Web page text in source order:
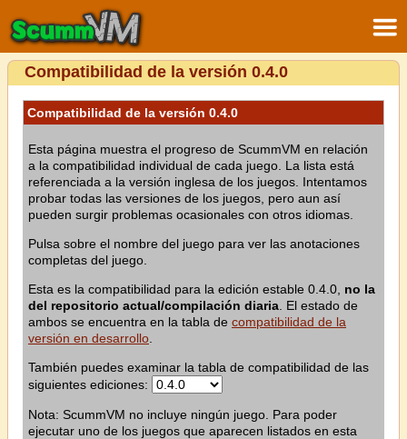
Compatibilidad de la versión 0.4.0
Compatibilidad de la versión 0.4.0
Esta página muestra el progreso de ScummVM en relación
a la compatibilidad individual de cada juego. La lista está
referenciada a la versión inglesa de los juegos. Intentamos
probar todas las versiones de los juegos, pero aun así
pueden surgir problemas ocasionales con otros idiomas.
Pulsa sobre el nombre del juego para ver las anotaciones
completas del juego.
Esta es la compatibilidad para la edición estable 0.4.0, no la
del repositorio actual/compilación diaria . El estado de
ambos se encuentra en la tabla de compatibilidad de la
versión en desarrollo
También puedes examinar la tabla de compatibilidad de las
siguientes ediciones:
Nota: ScummVM no incluye ningún juego. Para poder
ejecutar uno de los juegos que aparecen listados en esta